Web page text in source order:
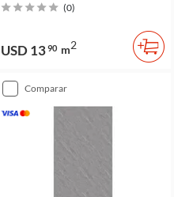
(0)
USD 1390 m2
comparar